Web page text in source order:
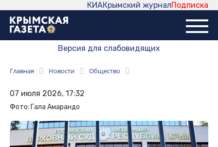
Подписка
Крымский журнал
КИА
Версия для слабовидящих
Главная Новости Общество
07 июля 2026, 17:32
Фото: Гала Амарандо